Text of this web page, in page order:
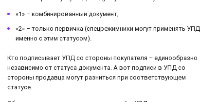
«1» – комбинированный документ;
«2» – только первичка (спецрежимники могут применять УПД
именно с этим статусом).
Кто подписывает УПД со стороны покупателя – единообразно
независимо от статуса документа. А вот подписи в УПД со
стороны продавца могут разниться при соответствующем
статусе.